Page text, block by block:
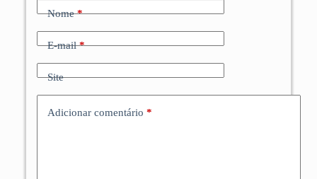
Nome*
E-mail*
Site
Adicionar comentário *